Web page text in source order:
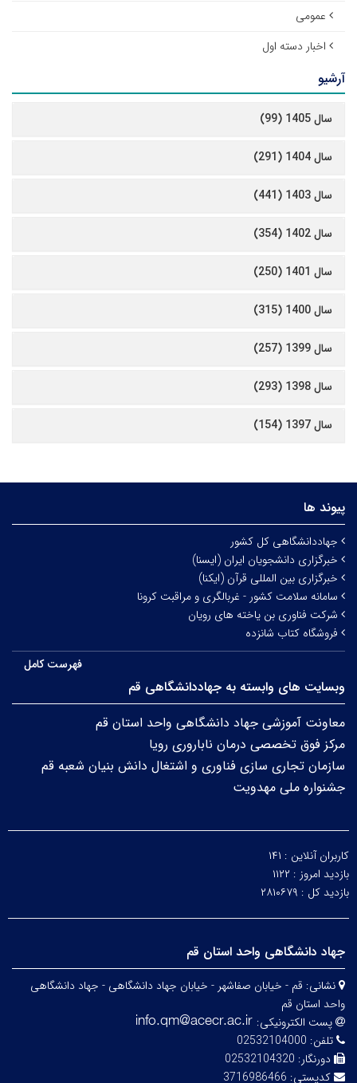
عمومی
اخبار دسته اول
آرشیو
سال 1405 (99)
سال 1404 (291)
سال 1403 (441)
سال 1402 (354)
سال 1401 (250)
سال 1400 (315)
سال 1399 (257)
سال 1398 (293)
سال 1397 (154)
پیوند ها
جهاددانشگاهی کل کشور
خبرگزاری دانشجویان ایران (ایسنا)
خبرگزاری بین المللی قرآن (ایکنا)
سامانه سلامت کشور - غربالگری و مراقبت کرونا
شرکت فناوری بن یاخته های رویان
فروشگاه کتاب شانزده
فهرست کامل
وبسایت های وابسته به جهاددانشگاهی قم
معاونت آموزشی جهاد دانشگاهی واحد استان قم
مرکز فوق تخصصی درمان ناباروری رویا
سازمان تجاری سازی فناوری و اشتغال دانش بنیان شعبه قم
جشنواره ملی مهدویت
کاربران آنلاین : ۱۴۱
بازدید امروز : ۱۱۲۲
بازدید کل : ۲۸۱۰۶۷۹
جهاد دانشگاهی واحد استان قم
نشانی: قم - خیابان صفاشهر - خیابان جهاد دانشگاهی - جهاد دانشگاهی
واحد استان قم
پست الکترونیکی:
تلفن: 02532104000
دورنگار: 02532104320
کدپستی: 3716986466